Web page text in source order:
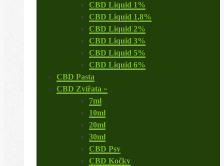
CBD Liquid 1%
CBD Liquid 1,8%
CBD Liquid 2%
CBD Liquid 3%
CBD Liquid 5%
CBD Liquid 6%
CBD Pasta
CBD Zvířata »
7ml
10ml
20ml
30ml
CBD Psy
CBD Kočky